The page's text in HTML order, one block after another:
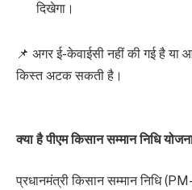
दिखेगा।
📌 अगर ई-केवाईसी नहीं की गई है या
किस्त अटक सकती है।
क्या है पीएम किसान सम्मान निधि
प्रधानमंत्री किसान सम्मान निधि